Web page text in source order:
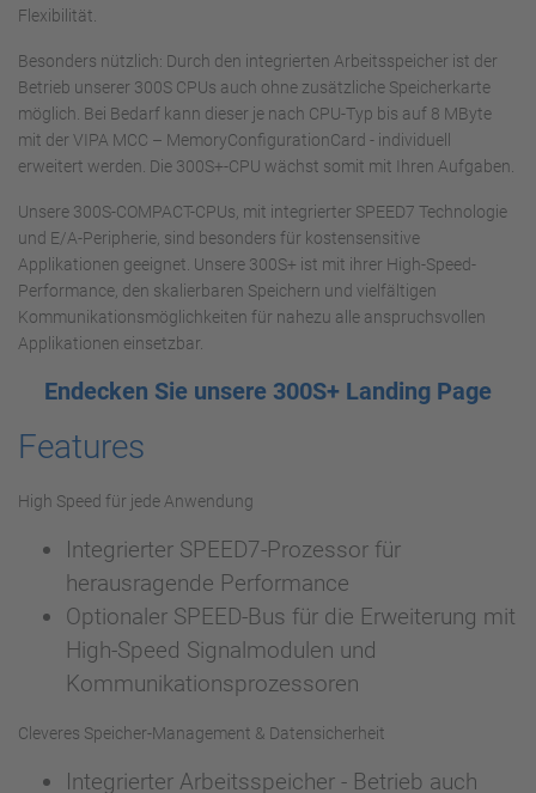
Flexibilität.
Besonders nützlich: Durch den integrierten Arbeitsspeicher ist der
Betrieb unserer 300S CPUs auch ohne zusätzliche Speicherkarte
möglich. Bei Bedarf kann dieser je nach CPU-Typ bis auf 8 MByte
mit der VIPA MCC – MemoryConfigurationCard - individuell
erweitert werden. Die 300S+-CPU wächst somit mit Ihren Aufgaben.
Unsere 300S-COMPACT-CPUs, mit integrierter SPEED7 Technologie
und E/A-Peripherie, sind besonders für kostensensitive
Applikationen geeignet. Unsere 300S+ ist mit ihrer High-Speed-
Performance, den skalierbaren Speichern und vielfältigen
Kommunikationsmöglichkeiten für nahezu alle anspruchsvollen
Applikationen einsetzbar.
Endecken Sie unsere 300S+ Landing Page
Features
High Speed für jede Anwendung
Integrierter SPEED7-Prozessor für
herausragende Performance
Optionaler SPEED-Bus für die Erweiterung mit
High-Speed Signalmodulen und
Kommunikationsprozessoren
Cleveres Speicher-Management & Datensicherheit
Integrierter Arbeitsspeicher - Betrieb auch